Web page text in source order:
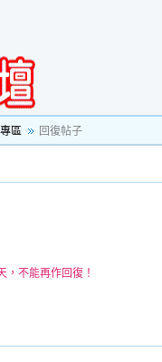
區 回復帖子
，不能再作回復！